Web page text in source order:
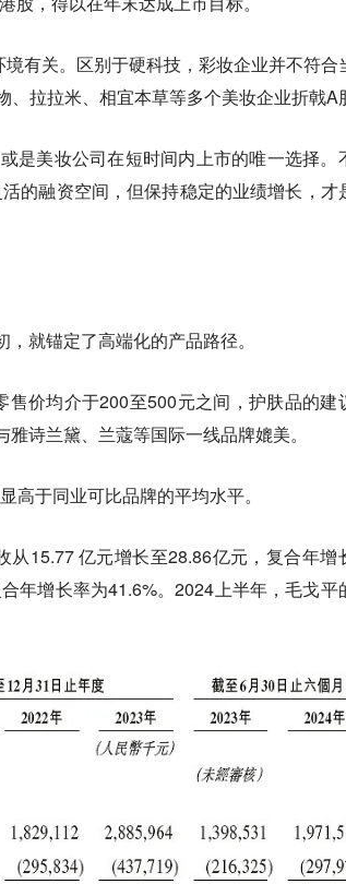
有关。区别于硬科技，彩妆企业并不符合
拉拉米、相宜本草等多个美妆企业折戟A
是美妆公司在短时间内上市的唯一选择。
的融资空间，但保持稳定的业绩增长，才
就锚定了高端化的产品路径。
价均介于200至500元之间，护肤品的建
诗兰黛、兰蔻等国际一线品牌媲美。
高于同业可比品牌的平均水平。
15.77 亿元增长至28.86亿元，复合年增
年增长率为41.6%。2024上半年，毛戈平